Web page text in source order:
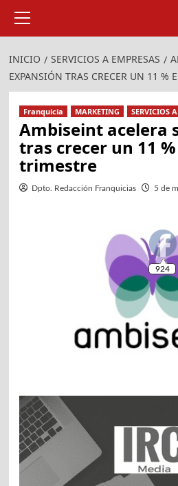
primario
INICIO SERVICIOS A EMPRESAS
EXPANSIÓN TRAS CRECER UN 11 %
Franquicia MARKETING SERVICIOS
Ambiseint acelera
tras crecer un 11
trimestre
Dpto. Redacción Franquicias 5 de